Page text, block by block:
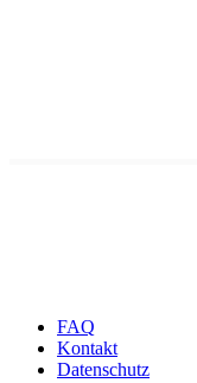
FAQ
Kontakt
Datenschutz